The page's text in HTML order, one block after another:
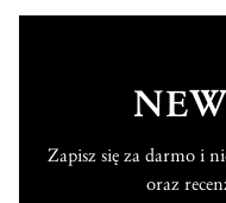
Zapisz się za darmo i
oraz